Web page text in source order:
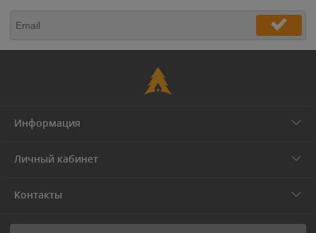
Информация
Личный кабинет
Контакты